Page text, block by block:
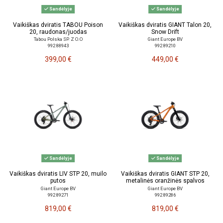
Sandėlyje
Vaikiškas dviratis TABOU Poison
20, raudonas/juodas
Tabou Polska SP. Z O.O
992 88943
399,00 €
Sandėlyje
Vaikiškas dviratis GIANT Talon 20,
Snow Drift
Giant Europe BV
992 89210
449,00 €
Sandėlyje
Vaikiškas dviratis LIV STP 20, muilo
putos
Giant Europe BV
992 89271
819,00 €
Sandėlyje
Vaikiškas dviratis GIANT STP 20,
metalinės oranžinės spalvos
Giant Europe BV
992 89286
819,00 €